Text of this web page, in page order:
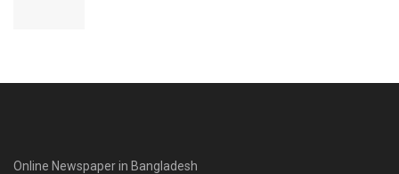
Online Newspaper in Bangladesh